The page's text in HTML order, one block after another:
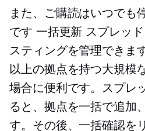
また、ご購読はいつでも
です 一括更新 スプレッ
スティングを管理できま
以上の拠点を持つ大規模
場合に便利です。スプレ
ると、拠点を一括で追加
す。その後、一括確認を